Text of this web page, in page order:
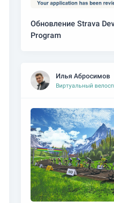
Обновление Strava
Program
Илья Абросимов
Виртуальный